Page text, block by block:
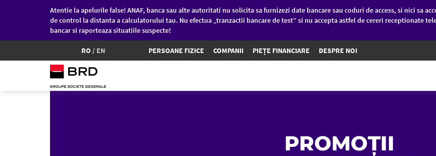
Atentie la apelurile false! ANAF, banca sau alte autoritati nu solicita sa furnizezi date bancare sau coduri de access, si nici sa
de control la distanta a calculatorului tau. Nu efectua „tranzactii bancare de test” si nu accepta astfel de cereri receptionate
bancar si raporteaza situatiile suspecte!
RO / EN PERSOANE FIZICE COMPANII PIEȚE FINANCIARE DESPRE NOI
PROMOȚII